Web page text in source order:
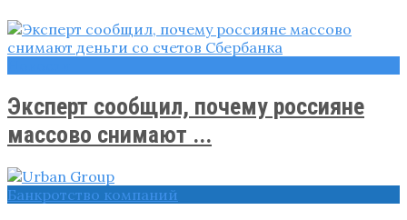
Эксперт сообщил, почему россияне
массово снимают ...
Банкротство компаний